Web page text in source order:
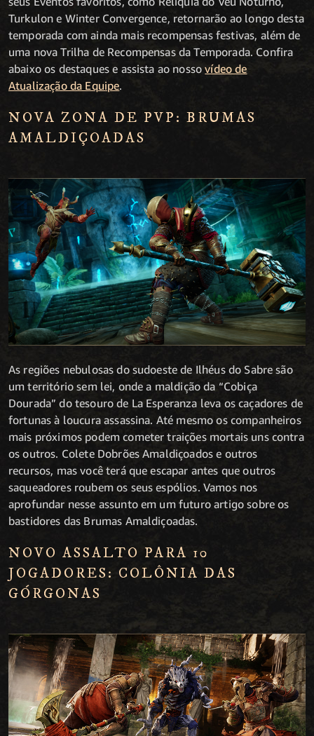
Turkulon e Winter Convergence, retornarão ao longo desta
temporada com ainda mais recompensas festivas, além de
uma nova Trilha de Recompensas da Temporada. Confira
abaixo os destaques e assista ao nossovídeo de
Atualização da Equipe.
NOVA ZONA DE PVP: BRUMAS
AMALDIÇOADAS
As regiões nebulosas do sudoeste de Ilhéus do Sabre são
um território sem lei, onde a maldição da “Cobiça
Dourada” do tesouro de La Esperanza leva os caçadores de
fortunas à loucura assassina. Até mesmo os companheiros
mais próximos podem cometer traições mortais uns contra
os outros. Colete Dobrões Amaldiçoados e outros
recursos, mas você terá que escapar antes que outros
saqueadores roubem os seus espólios. Vamos nos
aprofundar nesse assunto em um futuro artigo sobre os
bastidores das Brumas Amaldiçoadas.
NOVO ASSALTO PARA 10
JOGADORES: COLÔNIA DAS
GÓRGONAS